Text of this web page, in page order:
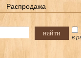
Распродажа
найти
в